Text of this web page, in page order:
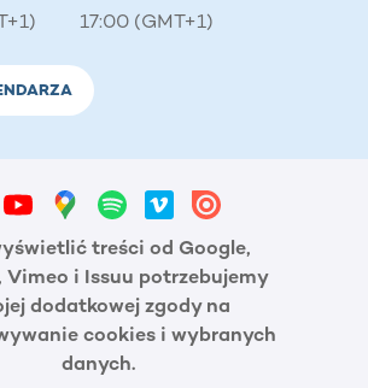
17:00 (GMT+1)
treści od Google,
i Issuu potrzebujemy
dodatkowej zgody na
cookies i wybranych
danych.